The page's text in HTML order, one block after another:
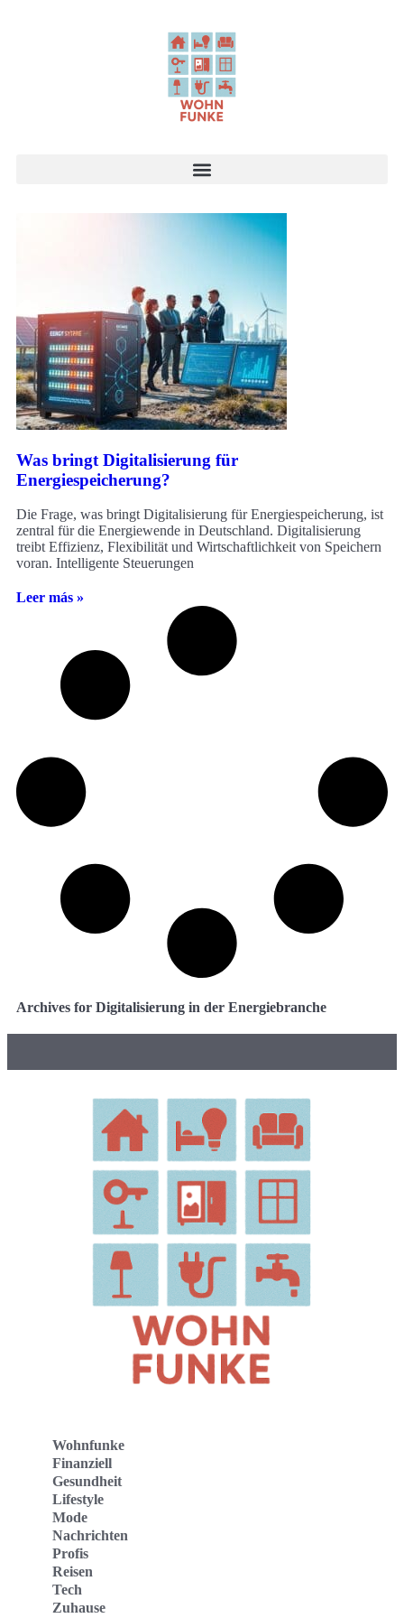
Was bringt Digitalisierung für
Energiespeicherung?
Die Frage, was bringt Digitalisierung für Energiespeicherung, ist
zentral für die Energiewende in Deutschland. Digitalisierung
treibt Effizienz, Flexibilität und Wirtschaftlichkeit von Speichern
voran. Intelligente Steuerungen
Leer más »
Archives for Digitalisierung in der Energiebranche
Wohnfunke
Finanziell
Gesundheit
Lifestyle
Mode
Nachrichten
Profis
Reisen
Tech
Zuhause